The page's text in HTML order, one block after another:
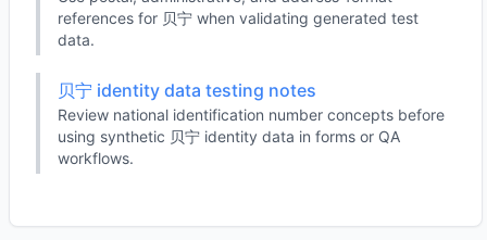
references for 贝宁 when validating generated test
data.
贝宁 identity data testing notes
Review national identification number concepts before
using synthetic 贝宁 identity data in forms or QA
workflows.